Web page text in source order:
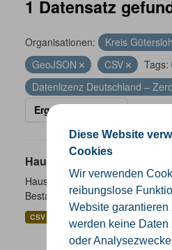
Diese Website
Cookies
Wir verwenden
reibungslose
Website garantieren
werden keine Daten
oder
1 Datensatz
Organisationen: Kreis Gütersloh
GeoJSON
CSV Tags:
Datenlizenz Deutschland –
Ergebnisse filtern
Hausnummernkoordinaten
Hausnummernkoordinaten
Bestand
CSV GeoJSON SHP